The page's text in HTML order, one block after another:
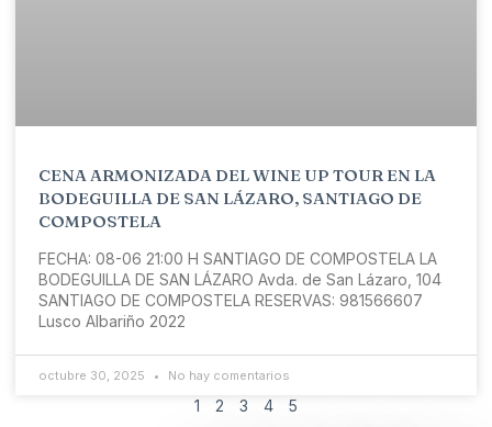
CENA ARMONIZADA DEL WINE UP TOUR EN LA
BODEGUILLA DE SAN LÁZARO, SANTIAGO DE
COMPOSTELA
FECHA: 08-06 21:00 H SANTIAGO DE COMPOSTELA LA
BODEGUILLA DE SAN LÁZARO Avda. de San Lázaro, 104
SANTIAGO DE COMPOSTELA RESERVAS: 981566607
Lusco Albariño 2022
octubre 30, 2025 No hay comentarios
1 2 3 4 5